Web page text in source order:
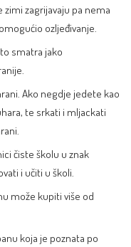
zagrijavaju pa nema
ozljeđivanje.
smatra jako
Ako negdje jedete kao
te srkati i mljackati
čiste školu u znak
i učiti u školi.
može kupiti više od
koja je poznata po